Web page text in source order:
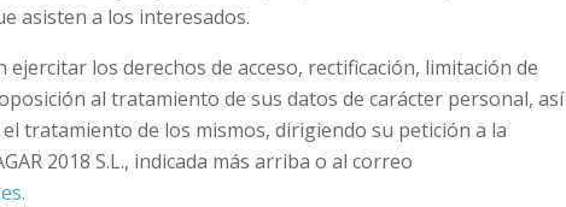
asisten a los interesados.
los derechos de acceso, rectificación, limitación de
al tratamiento de sus datos de carácter personal, así
tratamiento de los mismos, dirigiendo su petición a la
2018 S.L., indicada más arriba o al correo